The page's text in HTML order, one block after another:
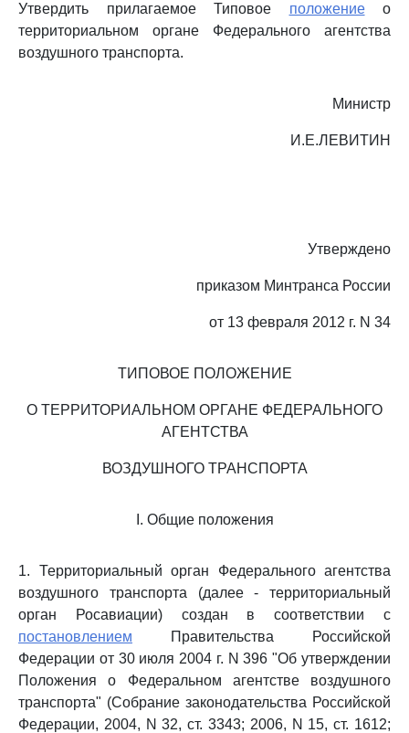
Утвердить прилагаемое Типовое положениео
территориальном органе Федерального агентства
воздушного транспорта.
Министр
И.Е.ЛЕВИТИН
Утверждено
приказом Минтранса России
от 13 февраля 2012 г. N 34
ТИПОВОЕ ПОЛОЖЕНИЕ
О ТЕРРИТОРИАЛЬНОМ ОРГАНЕ ФЕДЕРАЛЬНОГО
АГЕНТСТВА
ВОЗДУШНОГО ТРАНСПОРТА
I. Общие положения
1. Территориальный орган Федерального агентства
воздушного транспорта (далее - территориальный
орган Росавиации) создан в соответствии с
постановлением Правительства Российской
Федерации от 30 июля 2004 г. N 396 "Об утверждении
Положения о Федеральном агентстве воздушного
транспорта" (Собрание законодательства Российской
Федерации, 2004, N 32, ст. 3343; 2006, N 15, ст. 1612;